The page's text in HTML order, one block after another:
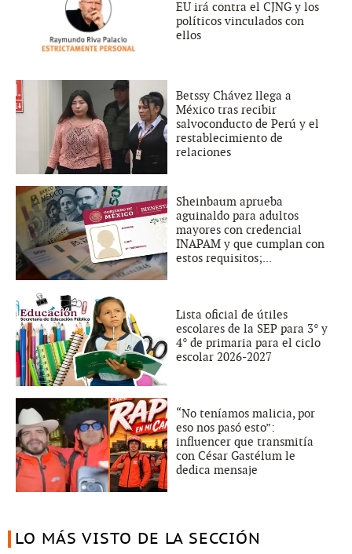
EU irá contra el CJNG y los
políticos vinculados con
ellos
Betssy Chávez llega a
México tras recibir
salvoconducto de Perú y el
restablecimiento de
relaciones
Sheinbaum aprueba
aguinaldo para adultos
mayores con credencial
INAPAM y que cumplan con
estos requisitos;...
Lista oficial de útiles
escolares de la SEP para 3° y
4° de primaria para el ciclo
escolar 2026-2027
“No teníamos malicia, por
eso nos pasó esto”:
influencer que transmitía
con César Gastélum le
dedica mensaje
LO MÁS VISTO DE LA SECCIÓN